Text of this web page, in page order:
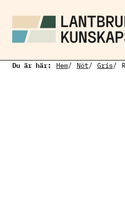
Du är här: Hem Nöt Gris